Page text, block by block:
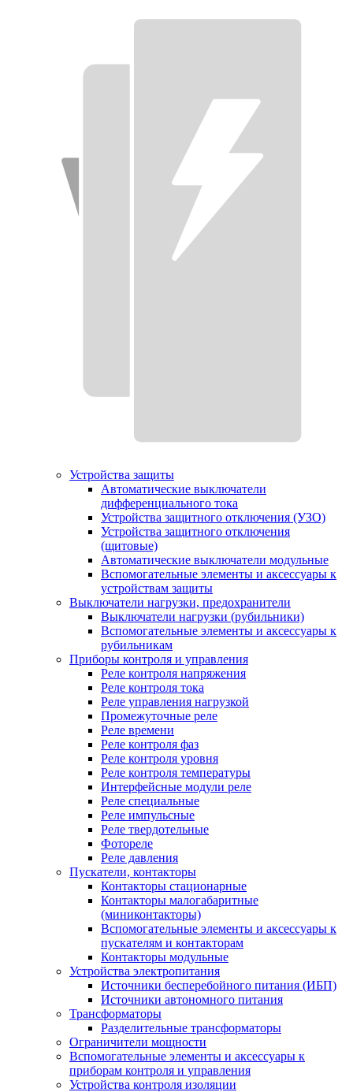
Устройства защиты
Автоматические выключатели
дифференциального тока
Устройства защитного отключения (УЗО)
Устройства защитного отключения
(щитовые)
Автоматические выключатели модульные
Вспомогательные элементы и аксессуары к
устройствам защиты
Выключатели нагрузки, предохранители
Выключатели нагрузки (рубильники)
Вспомогательные элементы и аксессуары к
рубильникам
Приборы контроля и управления
Реле контроля напряжения
Реле контроля тока
Реле управления нагрузкой
Промежуточные реле
Реле времени
Реле контроля фаз
Реле контроля уровня
Реле контроля температуры
Интерфейсные модули реле
Реле специальные
Реле импульсные
Реле твердотельные
Фотореле
Реле давления
Пускатели, контакторы
Контакторы стационарные
Контакторы малогабаритные
(миниконтакторы)
Вспомогательные элементы и аксессуары к
пускателям и контакторам
Контакторы модульные
Устройства электропитания
Источники бесперебойного питания (ИБП)
Источники автономного питания
Трансформаторы
Разделительные трансформаторы
Ограничители мощности
Вспомогательные элементы и аксессуары к
приборам контроля и управления
Устройства контроля изоляции